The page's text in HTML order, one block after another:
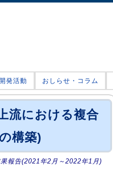
発活動 おしらせ・コラム
流における複合
構築)
報告(2021年2月～2022年1月)